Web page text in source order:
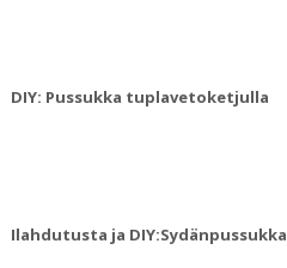
DIY: Pussukka tuplavetoketjulla
Ilahdutusta ja DIY:Sydänpussukka